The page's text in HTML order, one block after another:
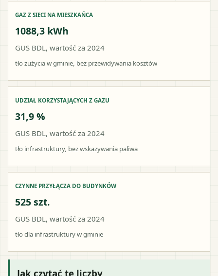
GAZ Z SIECI NA MIESZKAŃCA
1088,3 kWh
GUS BDL, wartość za 2024
tło zużycia w gminie, bez przewidywania kosztów
UDZIAŁ KORZYSTAJĄCYCH Z GAZU
31,9 %
GUS BDL, wartość za 2024
tło infrastruktury, bez wskazywania paliwa
CZYNNE PRZYŁĄCZA DO BUDYNKÓW
525 szt.
GUS BDL, wartość za 2024
tło dla infrastruktury w gminie
Jak czytać te liczby